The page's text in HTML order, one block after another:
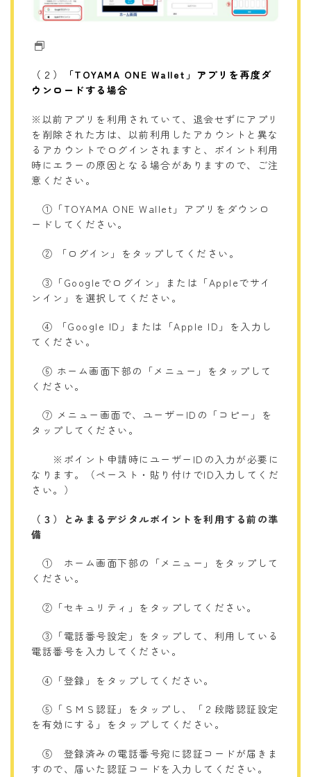
（２）
「TOYAMA ONE Wallet」アプリを再度ダ
ウンロードする場合
※以前アプリを利用されていて、退会せずにアプリ
を削除された方は、以前利用したアカウントと異な
るアカウントでログインされますと、ポイント利用
時にエラーの原因となる場合がありますので、ご注
意ください。
①「TOYAMA ONE Wallet」アプリをダウンロ
ードしてください。
② 「ログイン」をタップしてください。
③「Googleでログイン」または「Appleでサイ
ンイン」を選択してください。
④ 「Google ID」または「Apple ID」を入力し
てください。
⑥ ホーム画面下部の「メニュー」をタップして
ください。
⑦ メニュー画面で、ユーザーIDの「コピー」を
タップしてください。
※ポイント申請時にユーザーIDの入力が必要に
なります。（ペースト・貼り付けでID入力してくだ
さい。）
（３）とみまるデジタルポイントを利用する前の準
備
① ホーム画面下部の「メニュー」をタップして
ください。
②「セキュリティ」をタップしてください。
③「電話番号設定」をタップして、利用している
電話番号を入力してください。
④「登録」をタップしてください。
⑤「ＳＭＳ認証」をタップし、「２段階認証設定
を有効にする」をタップしてください。
⑥ 登録済みの電話番号宛に認証コードが届きま
すので、届いた認証コードを入力してください。